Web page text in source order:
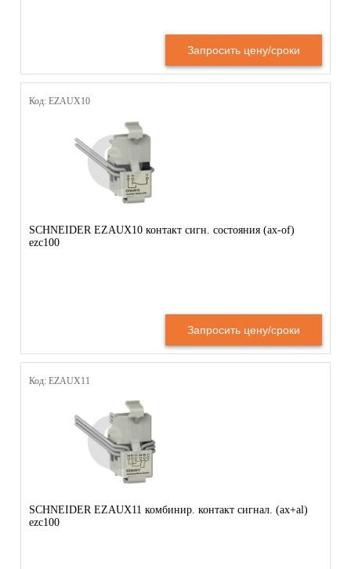
Запросить цену/сроки
Код: EZAUX10
SCHNEIDER EZAUX10 контакт сигн. состояния (ax-of)
ezc100
Запросить цену/сроки
Код: EZAUX11
SCHNEIDER EZAUX11 комбинир. контакт сигнал. (ax+al)
ezc100